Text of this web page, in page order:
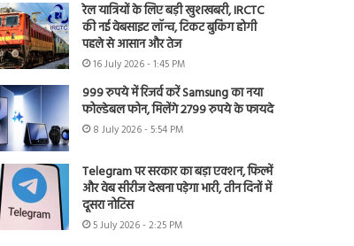
रेल यात्रियों के लिए बड़ी खुशखबरी, IRCTC
की नई वेबसाइट लॉन्च, टिकट बुकिंग होगी
पहले से आसान और तेज
16 July 2026 - 1:45 PM
999 रुपये में रिजर्व करें Samsung का नया
फोल्डेबल फोन, मिलेंगे 2799 रुपये के फायदे
8 July 2026 - 5:54 PM
Telegram पर सरकार का बड़ा एक्शन, फिल्में
और वेब सीरीज देखना पड़ेगा भारी, तीन दिनों में
दूसरा नोटिस
5 July 2026 - 2:25 PM